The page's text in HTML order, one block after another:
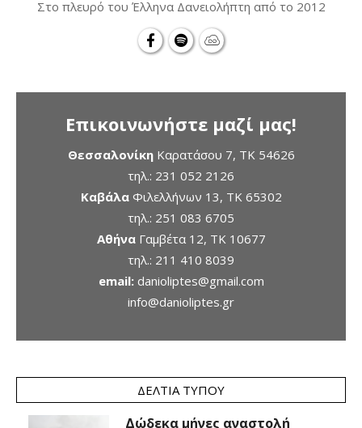
Στο πλευρό του Έλληνα Δανειολήπτη από το 2012
Επικοινωνήστε μαζί μας!
ΘεσσαλονίκηΚαρατάσου 7, TK 54626
τηλ.: 231 052 2126
ΚαβάλαΦιλελλήνων 13, ΤΚ 65302
τηλ.: 251 083 6705
ΑθήναΓαμβέτα 12, ΤΚ 10677
τηλ.: 211 410 8039
email: danioliptes@gmail.com
info@danioliptes.gr
ΔΕΛΤΊΑ ΤΎΠΟΥ
Δώδεκα μήνες αναστολή